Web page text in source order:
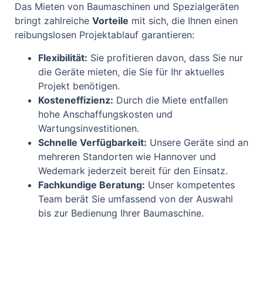
Das Mieten von Baumaschinen und Spezialgeräten
bringt zahlreiche Vorteile mit sich, die Ihnen einen
reibungslosen Projektablauf garantieren:
Flexibilität: Sie profitieren davon, dass Sie nur
die Geräte mieten, die Sie für Ihr aktuelles
Projekt benötigen.
Kosteneffizienz: Durch die Miete entfallen
hohe Anschaffungskosten und
Wartungsinvestitionen.
Schnelle Verfügbarkeit: Unsere Geräte sind an
mehreren Standorten wie Hannover und
Wedemark jederzeit bereit für den Einsatz.
Fachkundige Beratung: Unser kompetentes
Team berät Sie umfassend von der Auswahl
bis zur Bedienung Ihrer Baumaschine.